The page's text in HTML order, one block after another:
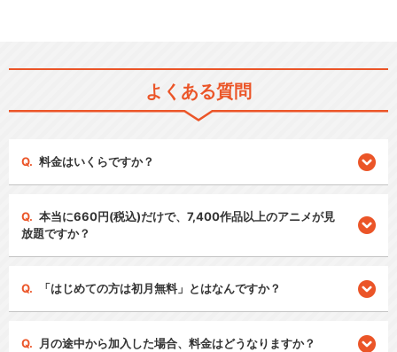
よくある質問
料金はいくらですか？
本当に660円(税込)だけで、7,400作品以上のアニメが見
放題ですか？
「はじめての方は初月無料」とはなんですか？
月の途中から加入した場合、料金はどうなりますか？